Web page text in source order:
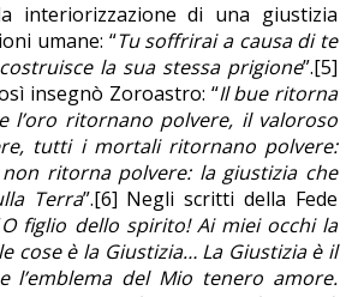
interiorizzazione di una giustizia
umane: “Tu soffrirai a causa di te
la sua stessa prigione”.[5]
insegnò Zoroastro: “Il bue ritorna
l’oro ritornano polvere, il valoroso
tutti i mortali ritornano polvere:
ritorna polvere: la giustizia che
Terra”.[6] Negli scritti della Fede
O figlio dello spirito! Ai miei occhi la
cose è la Giustizia… La Giustizia è il
del Mio tenero amore.